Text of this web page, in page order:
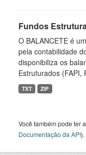
Fundos
O BALANCETE é
pela contabilidade
disponibiliza os
Estruturados (FAPI,
TXT ZIP
Você também pode ter
Documentação da API).